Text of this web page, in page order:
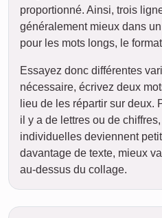
proportionné. Ainsi, trois
généralement mieux dans
pour les mots longs, le
Essayez donc différentes
nécessaire, écrivez deux
lieu de les répartir sur deux.
il y a de lettres ou de
individuelles deviennent
davantage de texte, mieux
au-dessus du collage.